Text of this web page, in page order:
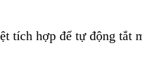
tích hợp để tự động tắt